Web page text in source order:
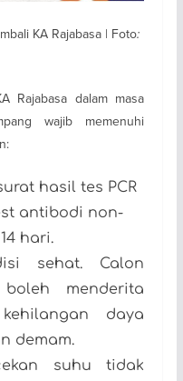
KA Rajabasa | Foto:
Rajabasa dalam masa
wajib memenuhi
hasil tes PCR
antibodi non-
hari.
sehat. Calon
menderita
daya
demam.
suhu tidak